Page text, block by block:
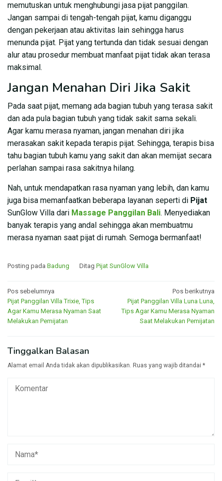
memutuskan untuk menghubungi jasa pijat panggilan.
Jangan sampai di tengah-tengah pijat, kamu diganggu
dengan pekerjaan atau aktivitas lain sehingga harus
menunda pijat. Pijat yang tertunda dan tidak sesuai dengan
alur atau prosedur membuat manfaat pijat tidak akan terasa
maksimal.
Jangan Menahan Diri Jika Sakit
Pada saat pijat, memang ada bagian tubuh yang terasa sakit
dan ada pula bagian tubuh yang tidak sakit sama sekali.
Agar kamu merasa nyaman, jangan menahan diri jika
merasakan sakit kepada terapis pijat. Sehingga, terapis bisa
tahu bagian tubuh kamu yang sakit dan akan memijat secara
perlahan sampai rasa sakitnya hilang.
Nah, untuk mendapatkan rasa nyaman yang lebih, dan kamu
juga bisa memanfaatkan beberapa layanan seperti di Pijat
SunGlow Villa dari Massage Panggilan Bali. Menyediakan
banyak terapis yang andal sehingga akan membuatmu
merasa nyaman saat pijat di rumah. Semoga bermanfaat!
Posting pada Badung Ditag Pijat SunGlow Villa
Navigasi
pos
Pos sebelumnya
Pijat Panggilan Villa Trixie, Tips
Agar Kamu Merasa Nyaman Saat
Melakukan Pemijatan
Pos berikutnya
Pijat Panggilan Villa Luna Luna,
Tips Agar Kamu Merasa Nyaman
Saat Melakukan Pemijatan
Tinggalkan Balasan
Alamat email Anda tidak akan dipublikasikan. Ruas yang wajib ditandai *